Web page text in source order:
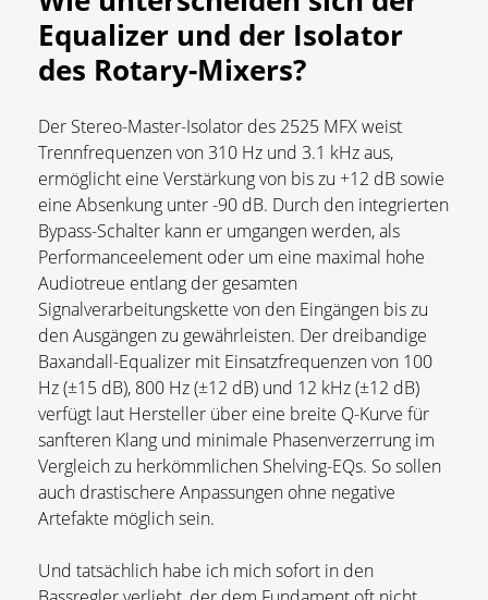
Equalizer und der Isolator
des Rotary-Mixers?
Der Stereo-Master-Isolator des 2525 MFX weist
Trennfrequenzen von 310 Hz und 3.1 kHz aus,
ermöglicht eine Verstärkung von bis zu +12 dB sowie
eine Absenkung unter -90 dB. Durch den integrierten
Bypass-Schalter kann er umgangen werden, als
Performanceelement oder um eine maximal hohe
Audiotreue entlang der gesamten
Signalverarbeitungskette von den Eingängen bis zu
den Ausgängen zu gewährleisten. Der dreibandige
Baxandall-Equalizer mit Einsatzfrequenzen von 100
Hz (±15 dB), 800 Hz (±12 dB) und 12 kHz (±12 dB)
verfügt laut Hersteller über eine breite Q-Kurve für
sanfteren Klang und minimale Phasenverzerrung im
Vergleich zu herkömmlichen Shelving-EQs. So sollen
auch drastischere Anpassungen ohne negative
Artefakte möglich sein.
Und tatsächlich habe ich mich sofort in den